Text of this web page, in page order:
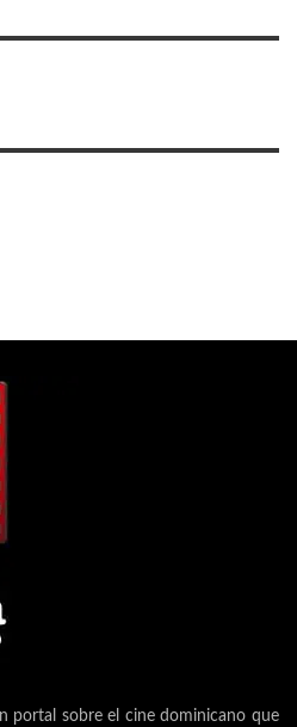
portal sobre el cine dominicano que